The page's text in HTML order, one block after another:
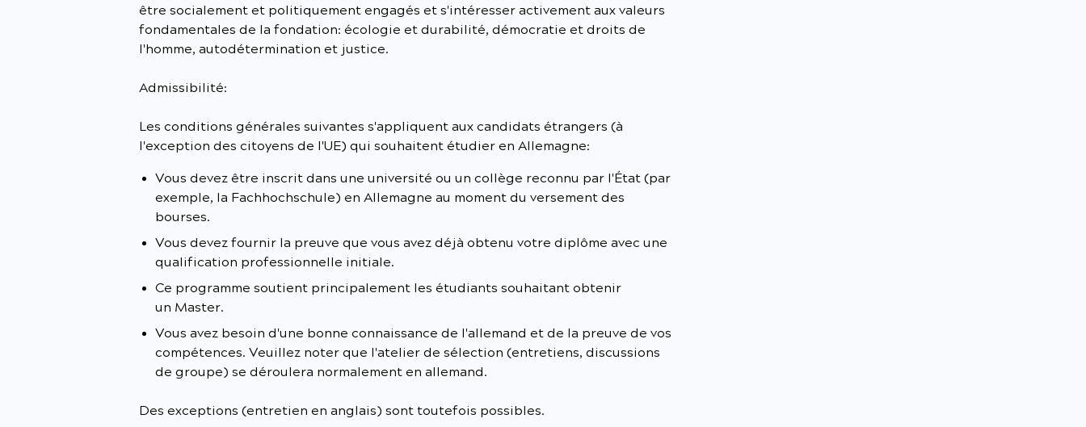
être socialement et politiquement engagés et s'intéresser activement aux valeurs
fondamentales de la fondation: écologie et durabilité, démocratie et droits de
l'homme, autodétermination et justice.
Admissibilité:
Les conditions générales suivantes s'appliquent aux candidats étrangers (à
l'exception des citoyens de l'UE) qui souhaitent étudier en Allemagne:
Vous devez être inscrit dans une université ou un collège reconnu par l'État (par
exemple, la Fachhochschule) en Allemagne au moment du versement des
bourses.
Vous devez fournir la preuve que vous avez déjà obtenu votre diplôme avec une
qualification professionnelle initiale.
Ce programme soutient principalement les étudiants souhaitant obtenir
un Master.
Vous avez besoin d'une bonne connaissance de l'allemand et de la preuve de vos
compétences. Veuillez noter que l'atelier de sélection (entretiens, discussions
de groupe) se déroulera normalement en allemand.
Des exceptions (entretien en anglais) sont toutefois possibles.